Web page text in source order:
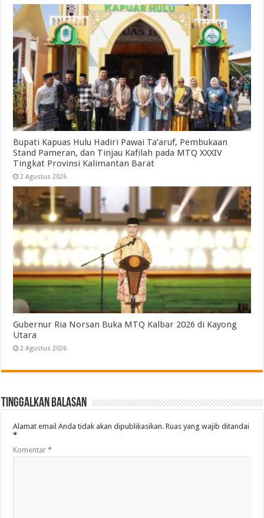
Bupati Kapuas Hulu Hadiri Pawai Ta’aruf, Pembukaan
Stand Pameran, dan Tinjau Kafilah pada MTQ XXXIV
Tingkat Provinsi Kalimantan Barat
2 Agustus 2026
Gubernur Ria Norsan Buka MTQ Kalbar 2026 di Kayong
Utara
2 Agustus 2026
Tinggalkan Balasan
Alamat email Anda tidak akan dipublikasikan. Ruas yang wajib ditandai
*
Komentar*